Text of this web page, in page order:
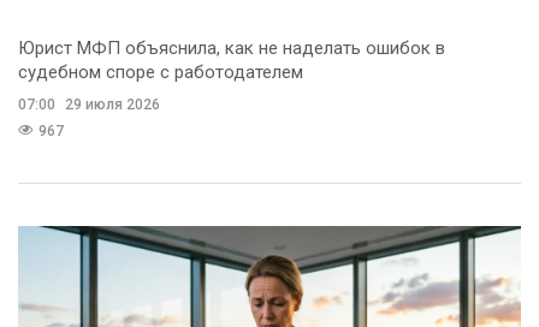
Юрист МФП объяснила, как не наделать ошибок в
судебном споре с работодателем
07:00
29 июля 2026
967